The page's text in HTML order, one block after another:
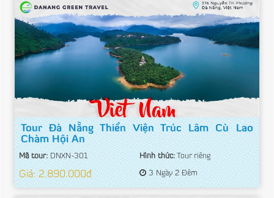
Tour Đà Nẵng Thiền Viện Trúc Lâm Cù Lao
Chàm Hội An
Mã tour:DNXN-301 Hình thức:Tour riêng
Giá: 2.890.000đ 3 Ngày 2 Đêm